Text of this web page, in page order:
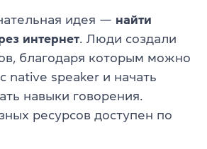
идея — найти
интернет. Люди создали
благодаря которым можно
native speaker и начать
навыки говорения.
ресурсов доступен по